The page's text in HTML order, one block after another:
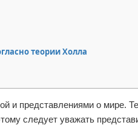
теории Холла
и представлениями о мире.
следует уважать